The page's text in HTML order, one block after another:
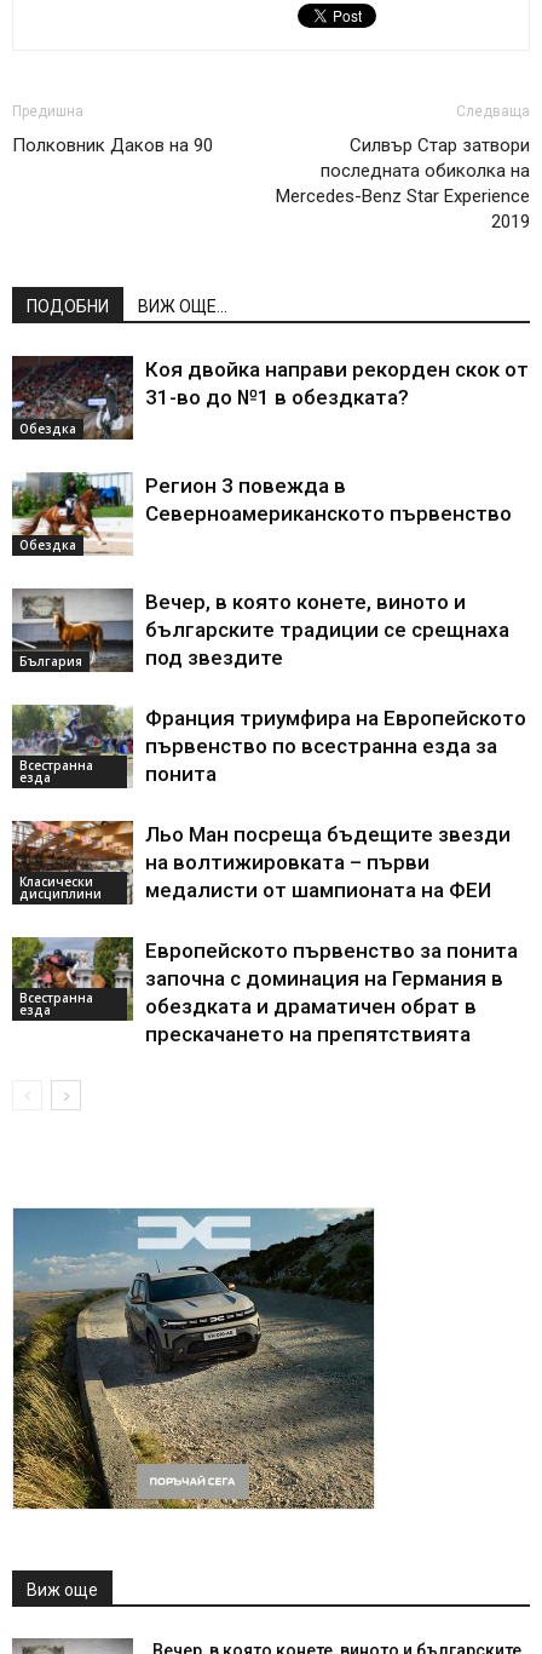
Предишна
Полковник Даков на 90
Следваща
Силвър Стар затвори
последната обиколка на
Mercedes-Benz Star Experience
2019
ПОДОБНИ ВИЖ ОЩЕ...
Обездка
Коя двойка направи рекорден скок от
31-во до №1 в обездката?
Обездка
Регион 3 повежда в
Северноамериканското първенство
България
Вечер, в която конете, виното и
българските традиции се срещнаха
под звездите
Всестранна
езда
Франция триумфира на Европейското
първенство по всестранна езда за
понита
Класически
дисциплини
Льо Ман посреща бъдещите звезди
на волтижировката – първи
медалисти от шампионата на ФЕИ
Всестранна
езда
Европейското първенство за понита
започна с доминация на Германия в
обездката и драматичен обрат в
прескачането на препятствията
Виж още